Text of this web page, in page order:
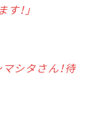
！」
シタさん！待